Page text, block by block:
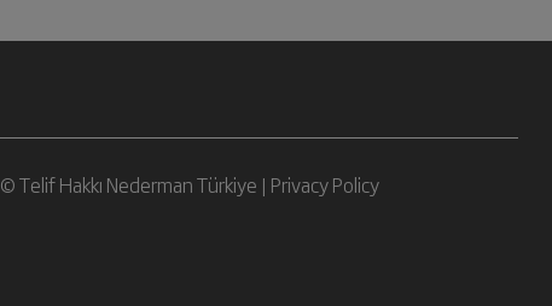
© Telif Hakkı Nederman Türkiye | Privacy Policy